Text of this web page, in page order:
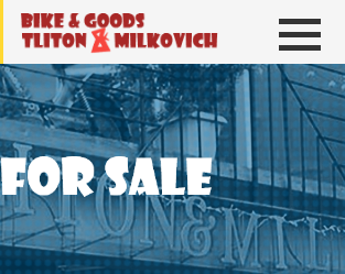
トリトン＆ミルコビッチ BIKE＆